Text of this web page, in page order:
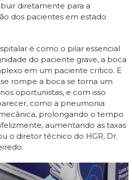
diretamente para a
dos pacientes em estado
é como o pilar essencial
do paciente grave, a boca
em um paciente crítico. E
rompe a boca se torna um
oportunistas, e com isso
como a pneumonia
prolongando o tempo
aumentando as taxas
o diretor técnico do HGR, Dr.